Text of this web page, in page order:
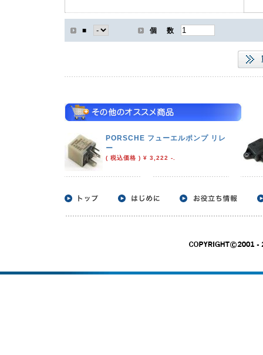
■ 個 数
PORSCHE フューエルポンプ リレ
ー
( 税込価格 ) ¥ 3,222 -.